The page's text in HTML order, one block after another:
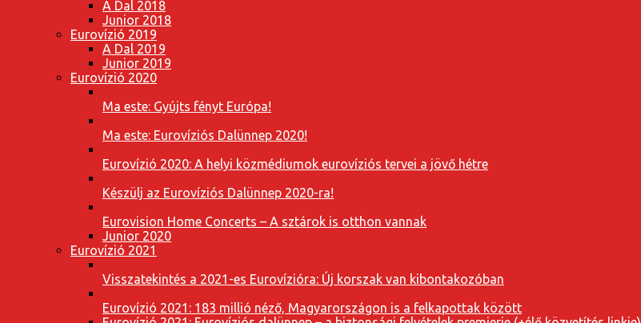
A Dal 2018
Junior 2018
Eurovízió 2019
A Dal 2019
Junior 2019
Eurovízió 2020
Ma este: Gyújts fényt Európa!
Ma este: Eurovíziós Dalünnep 2020!
Eurovízió 2020: A helyi közmédiumok eurovíziós tervei a jövő hétre
Készülj az Eurovíziós Dalünnep 2020-ra!
Eurovision Home Concerts – A sztárok is otthon vannak
Junior 2020
Eurovízió 2021
Visszatekintés a 2021-es Eurovízióra: Új korszak van kibontakozóban
Eurovízió 2021: 183 millió néző, Magyarországon is a felkapottak között